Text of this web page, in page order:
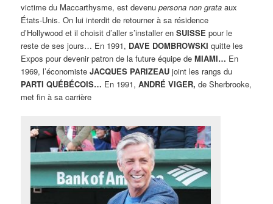
victime du Maccarthysme, est devenupersona non grataaux
États-Unis. On lui interdit de retourner à sa résidence
d’Hollywood et il choisit d’aller s’installer enSUISSE pour le
reste de ses jours… En 1991, DAVE DOMBROWSKI quitte les
Expos pour devenir patron de la future équipe deMIAMI… En
1969, l’économisteJACQUES PARIZEAU joint les rangs du
PARTI QUÉBÉCOIS… En 1991,ANDRÉ VIGER, de Sherbrooke,
met fin à sa carrière